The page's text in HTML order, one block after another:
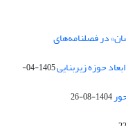
در فصلنامه‌های
حوزه زیربنایی
1405-04-
1404-08-26